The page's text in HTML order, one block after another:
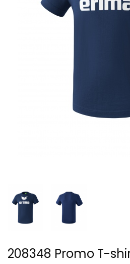
208348 Promo T-